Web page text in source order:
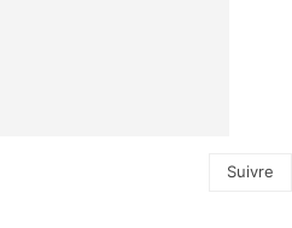
Suivre